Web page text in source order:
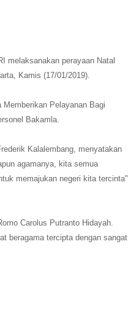
melaksanakan perayaan Natal
Kamis (17/01/2019).
Pelayanan Bagi
Bakamla.
Kalalembang, menyatakan
agamanya, kita semua
memajukan negeri kita
Carolus Putranto Hidayah.
beragama tercipta dengan sangat